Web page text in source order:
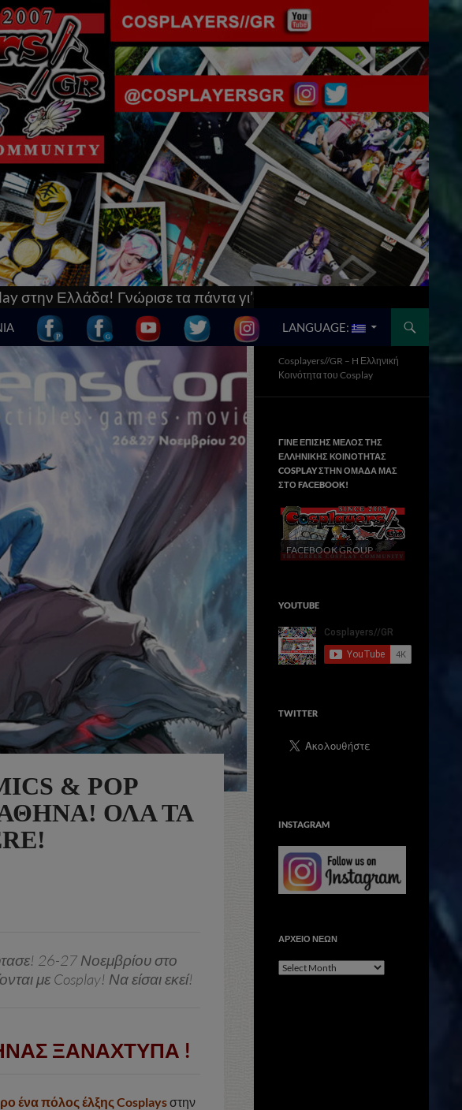
γι’αυτό & μπες στο [Updated] AnimeCon: Run Thessaloniki
SKIP TO CONTENT
LANGUAGE:
& POP
ΑΘΉΝΑ! ΌΛΑ ΤΑ
26-27 Νοεμβρίου στο
με Cosplay! Να είσαι εκεί!
ΞΑΝΑΧΤΥΠΑ !
ένα πόλος έλξης Cosplaysστην
Cosplayers//GR – H Ελληνική
Κοινότητα του Cosplay
ΓΙΝΕ ΕΠΙΣΗΣ ΜΕΛΟΣ ΤΗΣ
ΕΛΛΗΝΙΚΗΣ ΚΟΙΝΟΤΗΤΑΣ
COSPLAY ΣΤΗΝ ΟΜΑΔΑ ΜΑΣ
ΣΤΟ FACΕBOOK!
FACEBOOK GROUP
YOUTUBE
TWITTER
INSTAGRAM
ΑΡΧΕΙΟ ΝΕΩΝ
ΑΡΧΕΙΟ